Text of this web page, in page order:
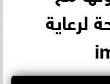
لرعاية